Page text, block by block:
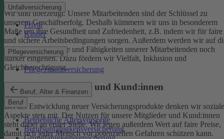
Unfallversicherung
Privat
Kinder
Pflegeversicherung
Pflegezusatzversicherung
Beruf, Alter & Finanzen
Beruf
Betriebliche Altersvorsorge
Berufsunfähigkeitsversicherung
Wir sind überzeugt: Unsere Mitarbeitenden sind der Schlüssel zu
unserem Geschäftserfolg. Deshalb kümmern wir uns in besonderem
Maße um ihre Gesundheit und Zufriedenheit, z.B. indem wir für faire
und sichere Arbeitsbedingungen sorgen. Außerdem werden wir auf
individuellen Talente und Fähigkeiten unserer Mitarbeitenden noch
stärker eingehen. Dazu fördern wir Vielfalt, Inklusion und
Gleichberechtigung.
Begeisterte Mitglieder und Kund:innen
Bei der Entwicklung neuer Versicherungsprodukte denken wir soziale
Aspekte stets mit. Der Nutzen für unsere Mitglieder und Kund:innen
steht dabei an erster Stelle.Wir legen außerdem Wert auf faire Preise,
damit sich jeder Mensch vor potenziellen Gefahren schützen kann.